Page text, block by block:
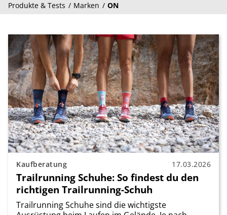
Produkte & Tests Marken ON
Kaufberatung 17.03.2026
Trailrunning Schuhe: So findest du den
richtigen Trailrunning-Schuh
Trailrunning Schuhe sind die wichtigste